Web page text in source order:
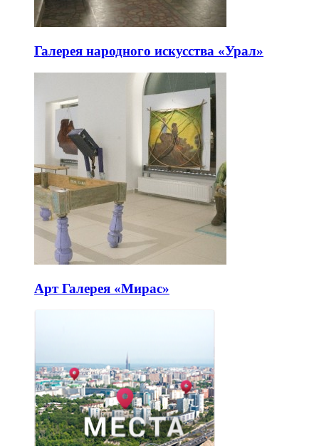
Галерея народного искусства «Урал»
Арт Галерея «Мирас»